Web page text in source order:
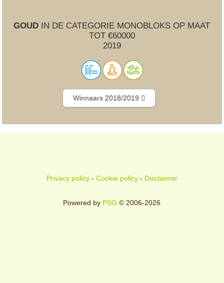
GOUD IN DE CATEGORIE MONOBLOKS OP MAAT
TOT €60000
2019
Winnaars 2018/2019
Privacy policy- Cookie policy- Disclaimer
Powered by PSG © 2006-2026